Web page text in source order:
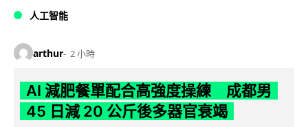
人工智能
arthur 2 小時
AI 減肥餐單配合高強度操練 成都男
45 日減 20 公斤後多器官衰竭